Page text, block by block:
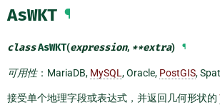
AsWKT ¶
classAsWKT(expression, **extra) ¶
可用性：MariaDB, MySQL, Oracle, PostGIS,
接受单个地理字段或表达式，并返回几何形状的